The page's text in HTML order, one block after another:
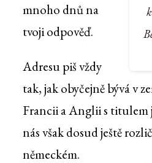
mnoho dnů na
tvoji odpověď.
Adresu piš vždy
tak, jak obyčejně bývá v
Francii a Anglii s titulem
nás však dosud ještě
německém.